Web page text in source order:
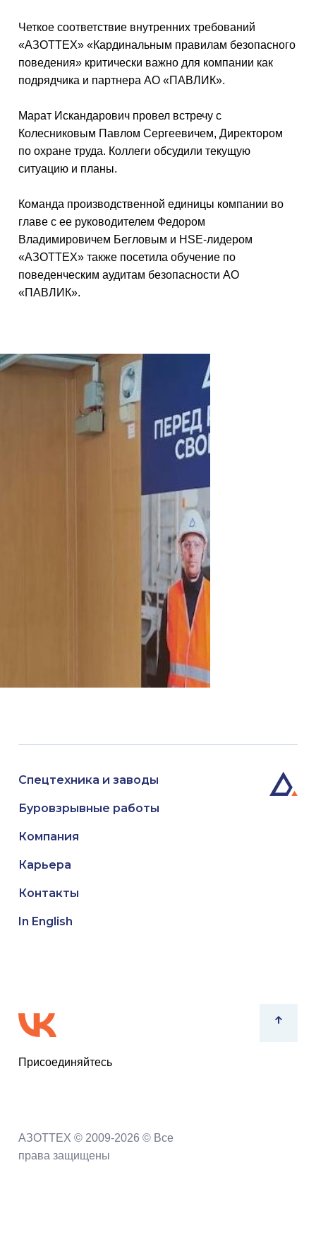
Четкое соответствие внутренних требований
«АЗОТТЕХ» «Кардинальным правилам безопасного
поведения» критически важно для компании как
подрядчика и партнера АО «ПАВЛИК».
Марат Искандарович провел встречу с
Колесниковым Павлом Сергеевичем, Директором
по охране труда. Коллеги обсудили текущую
ситуацию и планы.
Команда производственной единицы компании во
главе с ее руководителем Федором
Владимировичем Бегловым и HSE-лидером
«АЗОТТЕХ» также посетила обучение по
поведенческим аудитам безопасности АО
«ПАВЛИК».
АЗОТТЕХ © 2009-2026 © Все
права защищены
Спецтехника и заводы
Буровзрывные работы
Компания
Карьера
Контакты
In English
Присоединяйтесь